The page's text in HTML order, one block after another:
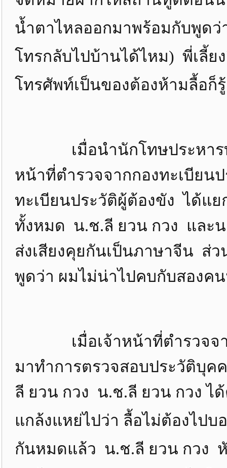
น้ำตาไหลออกมาพร้อมกับพูดว่า
โทรกลับไปบ้านได้ไหม) พี่เลี้ย
โทรศัพท์เป็นของต้องห้ามลื้อก็รู้
เมื่อนำนักโทษประหารทั้ง
หน้าที่ตำรวจจากกองทะเบียน
ทะเบียนประวัติผู้ต้องขัง ได้แ
ทั้งหมด น.ช.ลี ยวน กวง และ
ส่งเสียงคุยกันเป็นภาษาจีน ส่
พูดว่า ผมไม่น่าไปคบกับสองค
เมื่อเจ้าหน้าที่ตำรวจจาก
มาทำการตรวจสอบประวัติบุ
ลี ยวน กวง น.ช.ลี ยวน กวง ไ
แกล้งแหย่ไปว่า ลื้อไม่ต้องไป
กันหมดแล้ว น.ช.ลี ยวน กวง